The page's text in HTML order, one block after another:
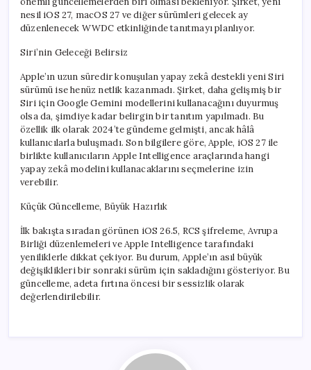
nesil iOS 27, macOS 27 ve diğer sürümleri gelecek ay
düzenlenecek WWDC etkinliğinde tanıtmayı planlıyor.
Siri’nin Geleceği Belirsiz
Apple’ın uzun süredir konuşulan yapay zekâ destekli yeni Siri
sürümü ise henüz netlik kazanmadı. Şirket, daha gelişmiş bir
Siri için Google Gemini modellerini kullanacağını duyurmuş
olsa da, şimdiye kadar belirgin bir tanıtım yapılmadı. Bu
özellik ilk olarak 2024’te gündeme gelmişti, ancak hâlâ
kullanıcılarla buluşmadı. Son bilgilere göre, Apple, iOS 27 ile
birlikte kullanıcıların Apple Intelligence araçlarında hangi
yapay zekâ modelini kullanacaklarını seçmelerine izin
verebilir.
Küçük Güncelleme, Büyük Hazırlık
İlk bakışta sıradan görünen iOS 26.5, RCS şifreleme, Avrupa
Birliği düzenlemeleri ve Apple Intelligence tarafındaki
yeniliklerle dikkat çekiyor. Bu durum, Apple’ın asıl büyük
değişiklikleri bir sonraki sürüm için sakladığını gösteriyor. Bu
güncelleme, adeta fırtına öncesi bir sessizlik olarak
değerlendirilebilir.